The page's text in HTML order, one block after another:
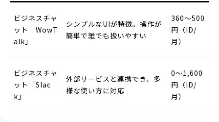
ビジネスチャ
ット「WowT
alk」
シンプルなUIが特徴。操作が
簡単で誰でも扱いやすい
360〜500
円（ID/
月）
ビジネスチャ
ット「Slac
k」
外部サービスと連携でき、多
様な使い方に対応
0〜1,600
円（ID/
月）